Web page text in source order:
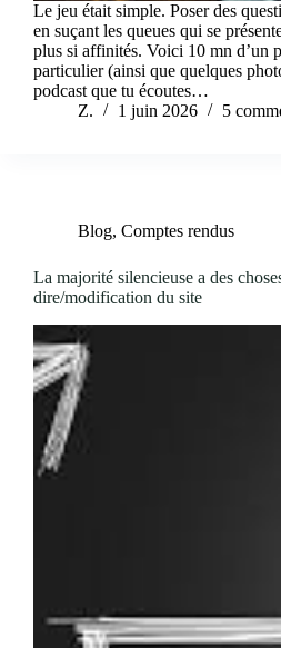
Le jeu était simple. Poser des
en suçant les queues qui se
plus si affinités. Voici 10 mn d’un
particulier (ainsi que quelques
podcast que tu écoutes…
Z.
1 juin 2026 5
Blog, Comptes rendus
La majorité silencieuse a des
dire/modification du site